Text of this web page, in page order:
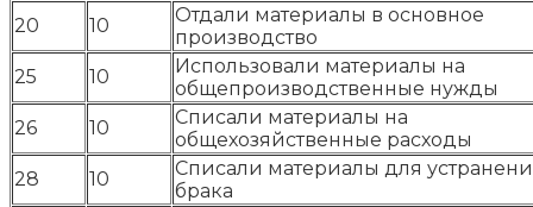
20
10
Отдали материалы в основное
производство
25
10
Использовали материалы на
общепроизводственные нужды
26
10
Списали материалы на
общехозяйственные расходы
28
10
Списали материалы для
брака